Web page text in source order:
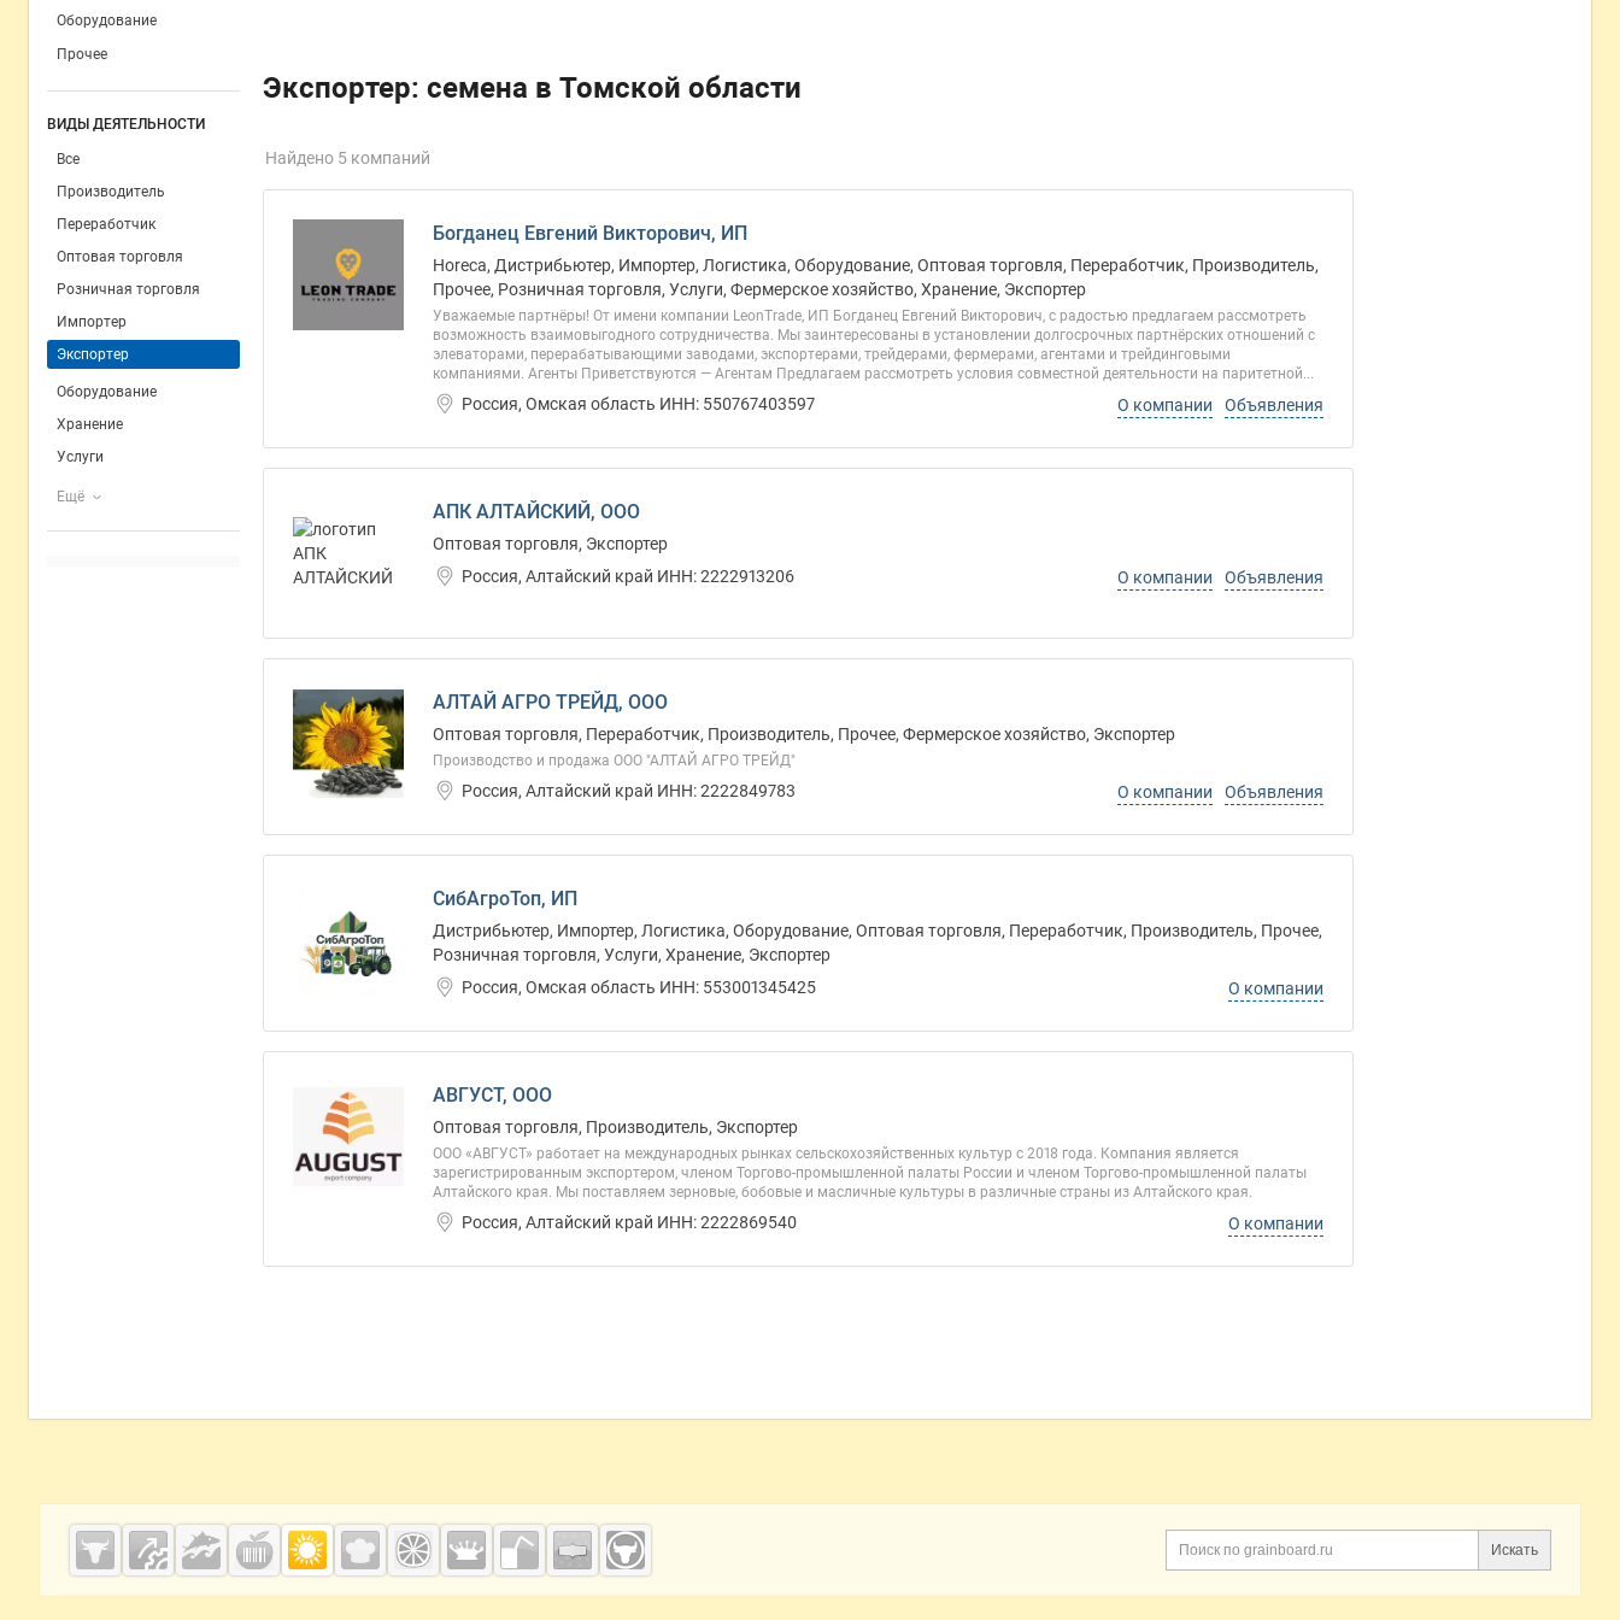
Оборудование
Прочее
ВИДЫ ДЕЯТЕЛЬНОСТИ
Все
Производитель
Переработчик
Оптовая торговля
Розничная торговля
Импортер
Экспортер
Оборудование
Хранение
Услуги
Ещё
Экспортер: семена в Томской области
Найдено 5 компаний
Богданец Евгений Викторович, ИП
Horeca, Дистрибьютер, Импортер, Логистика, Оборудование, Оптовая торговля, Переработчик, Производитель,
Прочее, Розничная торговля, Услуги, Фермерское хозяйство, Хранение, Экспортер
Уважаемые партнёры! От имени компании LeonTrade, ИП Богданец Евгений Викторович, с радостью предлагаем рассмотреть
возможность взаимовыгодного сотрудничества. Мы заинтересованы в установлении долгосрочных партнёрских отношений с
элеваторами, перерабатывающими заводами, экспортерами, трейдерами, фермерами, агентами и трейдинговыми
компаниями. Агенты Приветствуются — Агентам Предлагаем рассмотреть условия совместной деятельности на паритетной...
Россия, Омская область ИНН: 550767403597 О компании Объявления
АПК АЛТАЙСКИЙ, ООО
Оптовая торговля, Экспортер
Россия, Алтайский край ИНН: 2222913206
О компании Объявления
АЛТАЙ АГРО ТРЕЙД, ООО
Оптовая торговля, Переработчик, Производитель, Прочее, Фермерское хозяйство, Экспортер
Производство и продажа ООО "АЛТАЙ АГРО ТРЕЙД"
Россия, Алтайский край ИНН: 2222849783 О компании Объявления
СибАгроТоп, ИП
Дистрибьютер, Импортер, Логистика, Оборудование, Оптовая торговля, Переработчик, Производитель, Прочее,
Розничная торговля, Услуги, Хранение, Экспортер
Россия, Омская область ИНН: 553001345425
О компании
АВГУСТ, ООО
Оптовая торговля, Производитель, Экспортер
ООО «АВГУСТ» работает на международных рынках сельскохозяйственных культур с 2018 года. Компания является
зарегистрированным экспортером, членом Торгово-промышленной палаты России и членом Торгово-промышленной палаты
Алтайского края. Мы поставляем зерновые, бобовые и масличные культуры в различные страны из Алтайского края.
Россия, Алтайский край ИНН: 2222869540 О компании
Дополнительная информация
Искать
Cсылки на полезные проекты
Grainboard.ru